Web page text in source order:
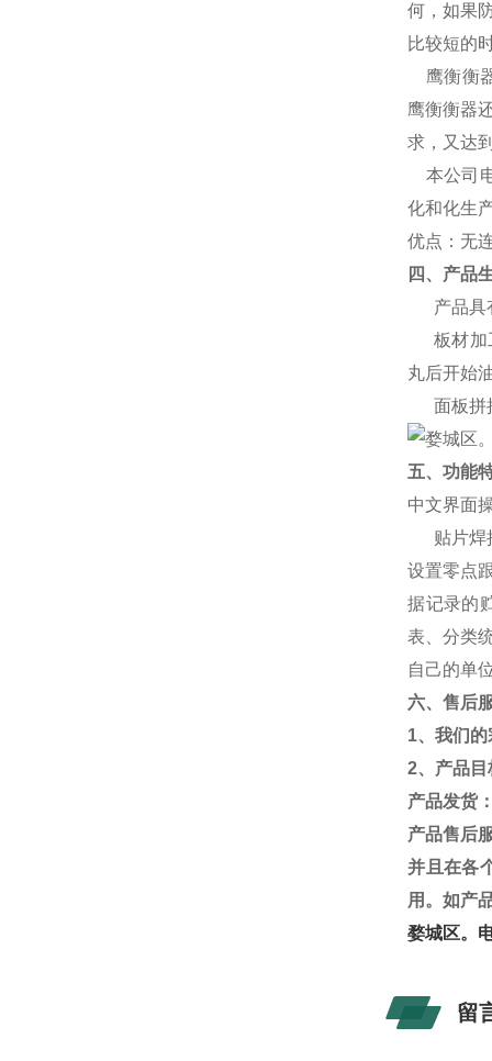
何，如果
比较短的
鹰衡衡
鹰衡衡器
求，又达
本公司
化和化生
优点：无
四、产品
产品具
板材加
丸后开始
面板拼
五、功能
中文界面
贴片焊
设置零点
据记录的
表、分类
自己的单
六、售后
1、我们
2、产品
产品发货
产品售后
并且在各
用。如产
婺城区。
留